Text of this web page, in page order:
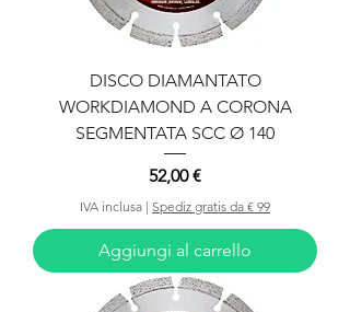
DISCO DIAMANTATO
WORKDIAMOND A CORONA
SEGMENTATA SCC Ø 140
Prezzo
52,00 €
IVA inclusa | Spediz gratis da € 99
Aggiungi al carrello